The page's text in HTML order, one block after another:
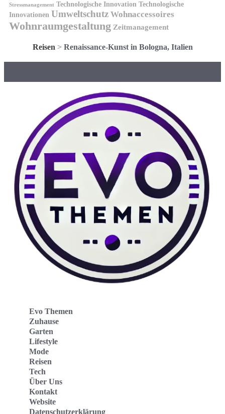
Stressmanagement Technologische Innovation Technologische
Innovationen Umweltschutz Wohnaccessoires
Wohnraumgestaltung Zeitmanagement
Reisen > Renaissance-Kunst in Bologna, Italien
Evo Themen
Zuhause
Garten
Lifestyle
Mode
Reisen
Tech
Über Uns
Kontakt
Website
Datenschutzerklärung